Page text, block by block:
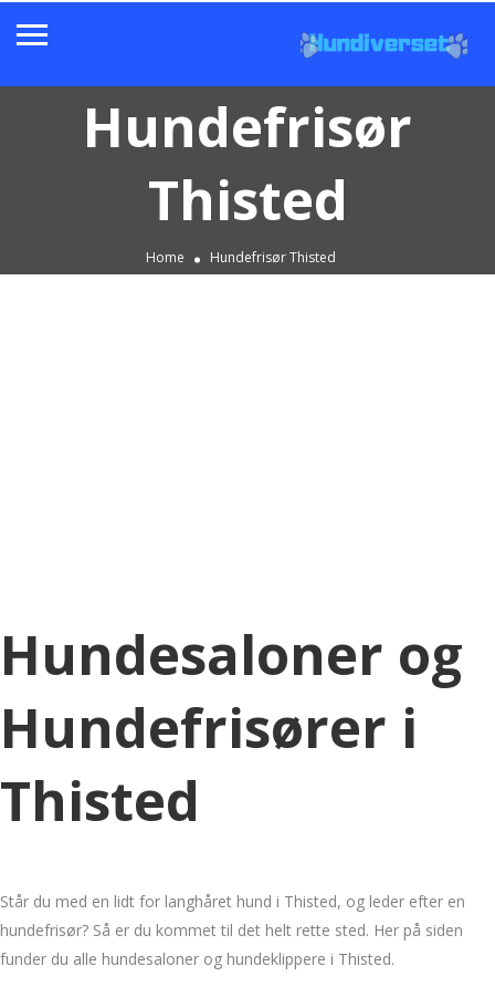
Hundefrisør
Thisted
Home Hundefrisør Thisted
Hundesaloner og
Hundefrisører i
Thisted
Står du med en lidt for langhåret hund i Thisted, og leder efter en
hundefrisør? Så er du kommet til det helt rette sted. Her på siden
funder du alle hundesaloner og hundeklippere i Thisted.